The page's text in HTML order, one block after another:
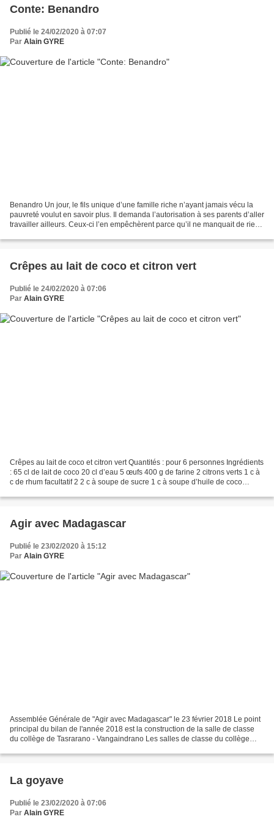
Conte: Benandro
Publié le 24/02/2020 à 07:07
Par Alain GYRE
Benandro Un jour, le fils unique d’une famille riche n’ayant jamais vécu la
pauvreté voulut en savoir plus. Il demanda l’autorisation à ses parents d’aller
travailler ailleurs. Ceux-ci l’en empêchèrent parce qu’il ne manquait de rien
Crêpes au lait de coco et citron vert
Publié le 24/02/2020 à 07:06
Par Alain GYRE
Crêpes au lait de coco et citron vert Quantités : pour 6 personnes Ingrédients
: 65 cl de lait de coco 20 cl d’eau 5 œufs 400 g de farine 2 citrons verts 1 c à
c de rhum facultatif 2 2 c à soupe de sucre 1 c à soupe d’huile de coco
Agir avec Madagascar
Publié le 23/02/2020 à 15:12
Par Alain GYRE
Assemblée Générale de "Agir avec Madagascar" le 23 février 2018 Le point
principal du bilan de l'année 2018 est la construction de la salle de classe
du collège de Tasrarano - Vangaindrano Les salles de classe du collège
La goyave
Publié le 23/02/2020 à 07:06
Par Alain GYRE